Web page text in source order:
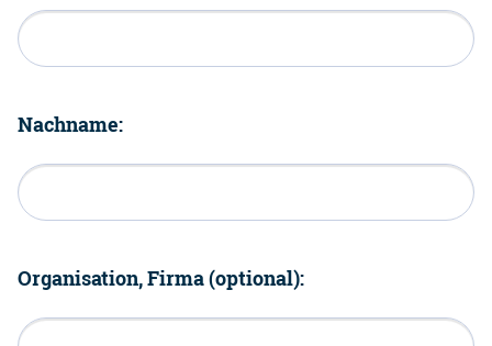
Nachname:
Organisation, Firma (optional):